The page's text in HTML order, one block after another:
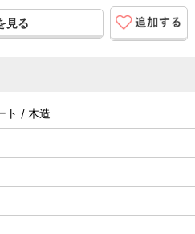
見る
ト / 木造